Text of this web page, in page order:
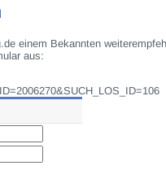
einem Bekannten
aus: